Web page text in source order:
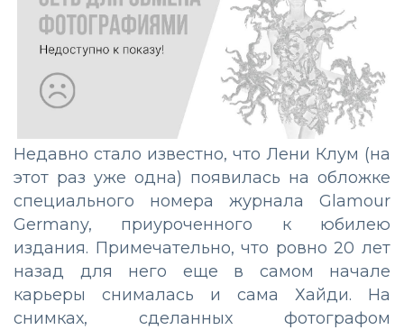
Недавно стало известно, что Лени Клум (на
этот раз уже одна) появилась на обложке
специального номера журнала Glamour
Germany, приуроченного к юбилею
издания. Примечательно, что ровно 20 лет
назад для него еще в самом начале
карьеры снималась и сама Хайди. На
снимках, сделанных фотографом